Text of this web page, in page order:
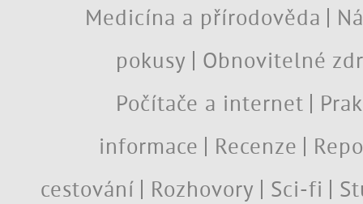
Medicína a přírodověda
pokusy
Obnovitelné
Počítače a internet
informace
Recenze
cestování
Rozhovory Sci-fi